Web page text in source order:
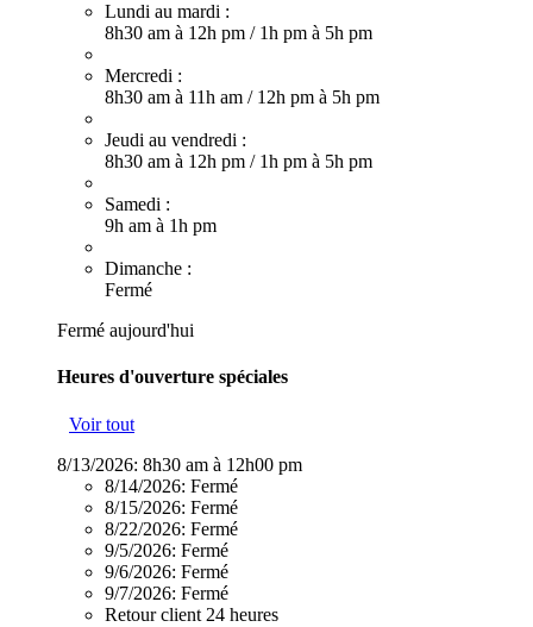
Lundi au mardi :
8h30 am à 12h pm / 1h pm à 5h pm
Mercredi :
8h30 am à 11h am / 12h pm à 5h pm
Jeudi au vendredi :
8h30 am à 12h pm / 1h pm à 5h pm
Samedi :
9h am à 1h pm
Dimanche :
Fermé
Fermé aujourd'hui
Heures d'ouverture spéciales
Voir tout
8/13/2026: 8h30 am à 12h00 pm
8/14/2026: Fermé
8/15/2026: Fermé
8/22/2026: Fermé
9/5/2026: Fermé
9/6/2026: Fermé
9/7/2026: Fermé
Retour client 24 heures